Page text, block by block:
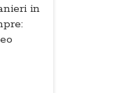
in